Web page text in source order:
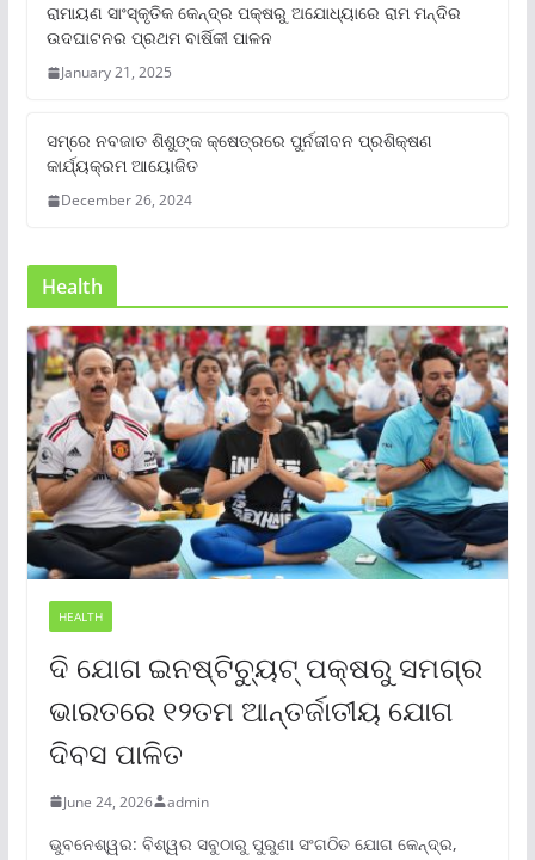
ରାମାୟଣ ସାଂସ୍କୃତିକ କେନ୍ଦ୍ର ପକ୍ଷରୁ ଅଯୋଧ୍ୟାରେ ରାମ ମନ୍ଦିର
ଉଦଘାଟନର ପ୍ରଥମ ବାର୍ଷିକୀ ପାଳନ
January 21, 2025
ସମ୍‌ରେ ନବଜାତ ଶିଶୁଙ୍କ କ୍ଷେତ୍ରରେ ପୁର୍ନଜୀବନ ପ୍ରଶିକ୍ଷଣ
କାର୍ଯ୍ୟକ୍ରମ ଆୟୋଜିତ
December 26, 2024
Health
HEALTH
ଦି ଯୋଗ ଇନଷ୍ଟିଚ୍ୟୁଟ୍ ପକ୍ଷରୁ ସମଗ୍ର
ଭାରତରେ ୧୨ତମ ଆନ୍ତର୍ଜାତୀୟ ଯୋଗ
ଦିବସ ପାଳିତ
June 24, 2026 admin
ଭୁବନେଶ୍ୱର: ବିଶ୍ୱର ସବୁଠାରୁ ପୁରୁଣା ସଂଗଠିତ ଯୋଗ କେନ୍ଦ୍ର,